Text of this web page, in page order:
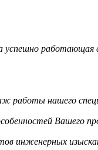
успешно работающая
нашего
Вашего
инженерных